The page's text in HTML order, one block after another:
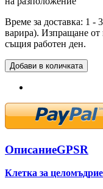
Време за доставка: 1 -
варира). Изпращане от
същия работен ден.
Добави в количката
ОписаниеGPSR
Клетка за